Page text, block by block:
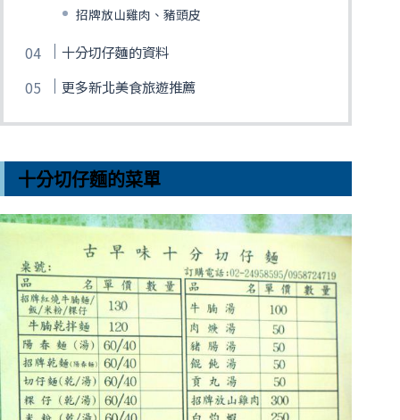
招牌放山雞肉、豬頭皮
十分切仔麵的資料
更多新北美食旅遊推薦
十分切仔麵的菜單